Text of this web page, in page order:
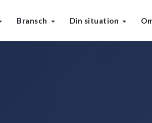
Bransch Din situation